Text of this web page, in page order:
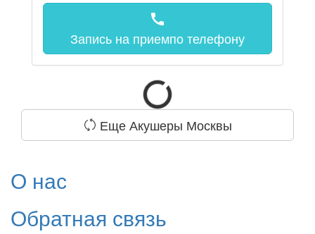
call
Запись на приемпо телефону
Еще Акушеры Москвы
О нас
Обратная связь